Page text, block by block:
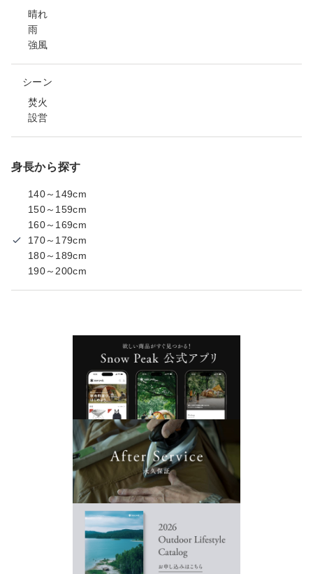
晴れ
雨
強風
シーン
焚火
設営
身長から探す
140～149cm
150～159cm
160～169cm
170～179cm
180～189cm
190～200cm